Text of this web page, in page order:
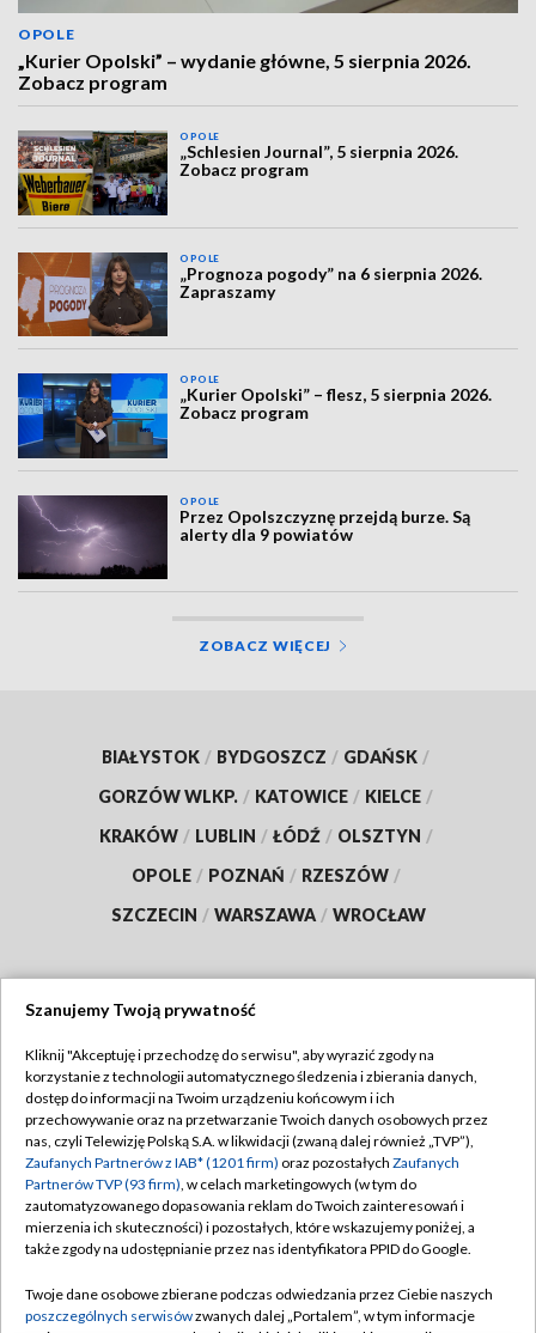
OPOLE
„Kurier Opolski” – wydanie główne, 5 sierpnia 2026.
Zobacz program
OPOLE
„Schlesien Journal”, 5 sierpnia 2026.
Zobacz program
OPOLE
„Prognoza pogody” na 6 sierpnia 2026.
Zapraszamy
OPOLE
„Kurier Opolski” – flesz, 5 sierpnia 2026.
Zobacz program
OPOLE
Przez Opolszczyznę przejdą burze. Są
alerty dla 9 powiatów
ZOBACZ WIĘCEJ
BIAŁYSTOK / BYDGOSZCZ / GDAŃSK /
GORZÓW WLKP. / KATOWICE / KIELCE /
KRAKÓW / LUBLIN / ŁÓDŹ / OLSZTYN /
OPOLE / POZNAŃ / RZESZÓW /
SZCZECIN / WARSZAWA / WROCŁAW
TVP
Abonament TVP
Emisja w TVP
Centrum informacji TVP
Naziemna Telewizja Cyfrowa
Rada Programowa
Regulamin TVP
Polityka prywatności
Moje zgody
Pomoc
Kontakt
Szanujemy Twoją prywatność
Kliknij "Akceptuję i przechodzę do serwisu", aby wyrazić zgody na
korzystanie z technologii automatycznego śledzenia i zbierania danych,
dostęp do informacji na Twoim urządzeniu końcowym i ich
przechowywanie oraz na przetwarzanie Twoich danych osobowych przez
nas, czyli Telewizję Polską S.A. w likwidacji (zwaną dalej również „TVP”),
Zaufanych Partnerów z IAB* (1201 firm) oraz pozostałych Zaufanych
Partnerów TVP (93 firm), w celach marketingowych (w tym do
zautomatyzowanego dopasowania reklam do Twoich zainteresowań i
mierzenia ich skuteczności) i pozostałych, które wskazujemy poniżej, a
także zgody na udostępnianie przez nas identyfikatora PPID do Google.
Twoje dane osobowe zbierane podczas odwiedzania przez Ciebie naszych
poszczególnych serwisówzwanych dalej „Portalem”, w tym informacje